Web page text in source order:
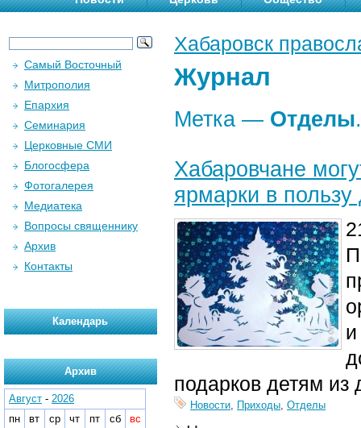
Хабаровск
Журнал
Метка — Отделы.
Хабаровчане
ярмарки в
подарков детям
Новости, Приходы, Отделы
Самый Восточный
Митрополия
Епархия
Семинария
Церковные СМИ
Блогосфера
Фотогалерея
Медиатека
Вопросы священнику
Архив
Контакты
Календарь
Архив
Август - 2026
пн
вт ср чт пт сб
вс